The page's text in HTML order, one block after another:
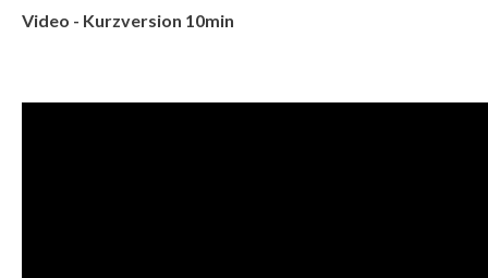
Video - Kurzversion 10min